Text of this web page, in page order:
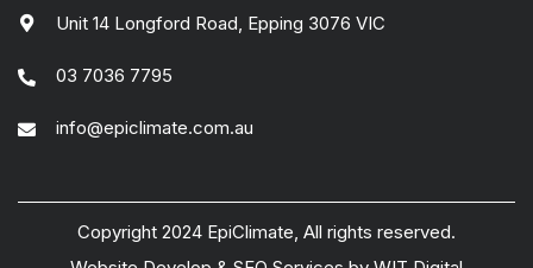
Unit 14 Longford Road, Epping 3076 VIC
03 7036 7795
info@epiclimate.com.au
Copyright 2024 EpiClimate, All rights reserved.